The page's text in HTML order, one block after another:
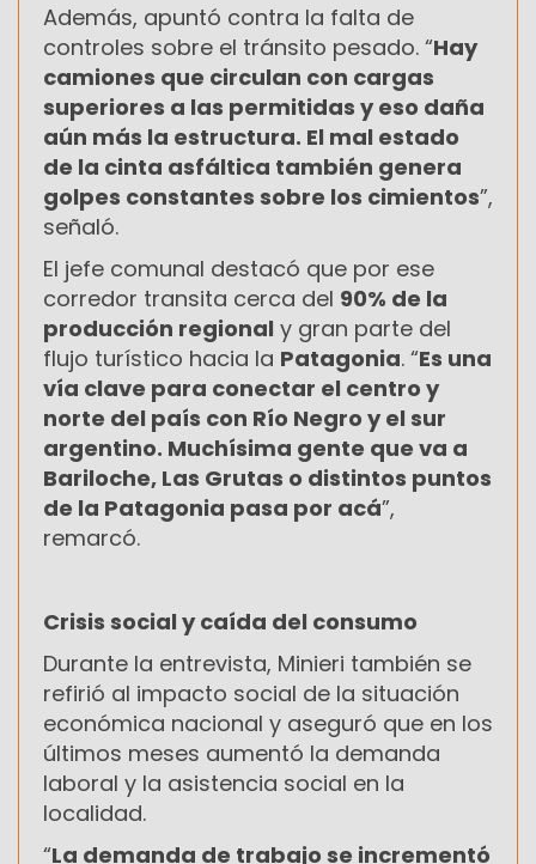
Además, apuntó contra la falta de
controles sobre el tránsito pesado. “Hay
camiones que circulan con cargas
superiores a las permitidas y eso daña
aún más la estructura. El mal estado
de la cinta asfáltica también genera
golpes constantes sobre los cimientos”,
señaló.
El jefe comunal destacó que por ese
corredor transita cerca del 90% de la
producción regional y gran parte del
flujo turístico hacia la Patagonia. “Es una
vía clave para conectar el centro y
norte del país con Río Negro y el sur
argentino. Muchísima gente que va a
Bariloche, Las Grutas o distintos puntos
de la Patagonia pasa por acá”,
remarcó.
Crisis social y caída del consumo
Durante la entrevista, Minieri también se
refirió al impacto social de la situación
económica nacional y aseguró que en los
últimos meses aumentó la demanda
laboral y la asistencia social en la
localidad.
“La demanda de trabajo se incrementó